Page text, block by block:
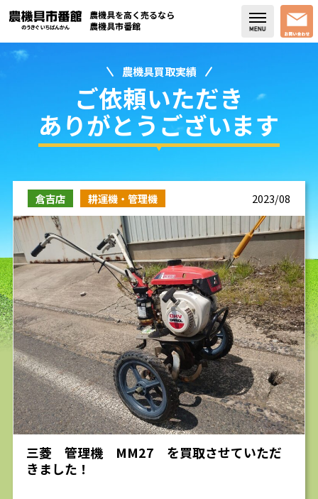
買取実績
コラム・スタッフブログ
取り扱い商品
販売中の農機具
よく頂く質問
お問い合わせ
求人
農機具を高く売るなら
農機具市番館
農機具買取実績
ご依頼いただき
ありがとうございます
倉吉店 耕運機・管理機 2023/08
三菱 管理機 MM27 を買取させていただ
きました！